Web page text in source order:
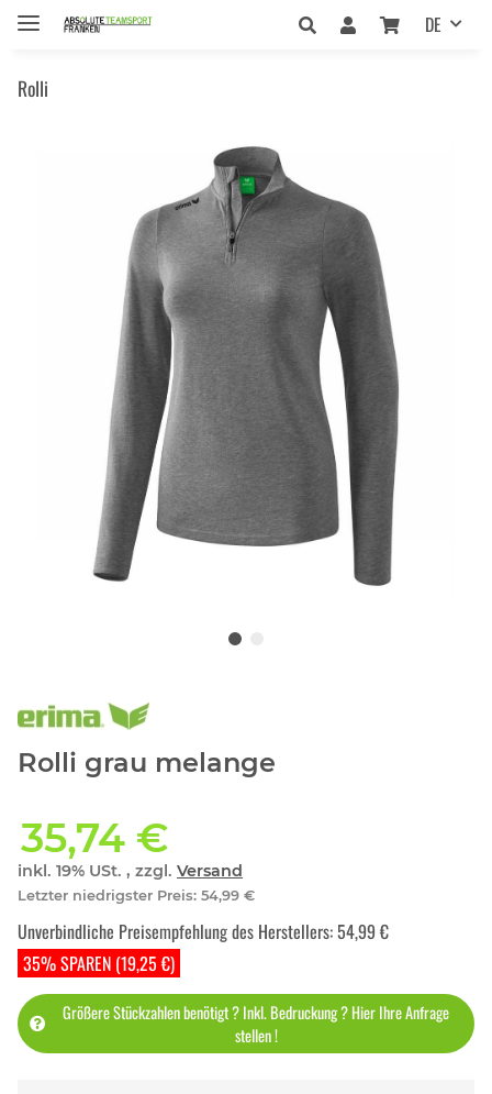
DE
Rolli
Rolli grau melange
35,74 €
inkl. 19% USt. , zzgl. Versand
Letzter niedrigster Preis: 54,99 €
35% SPAREN (19,25 €)
Unverbindliche Preisempfehlung des Herstellers:54,99 €
Größere Stückzahlen benötigt ? Inkl. Bedruckung ? Hier Ihre Anfrage
stellen !